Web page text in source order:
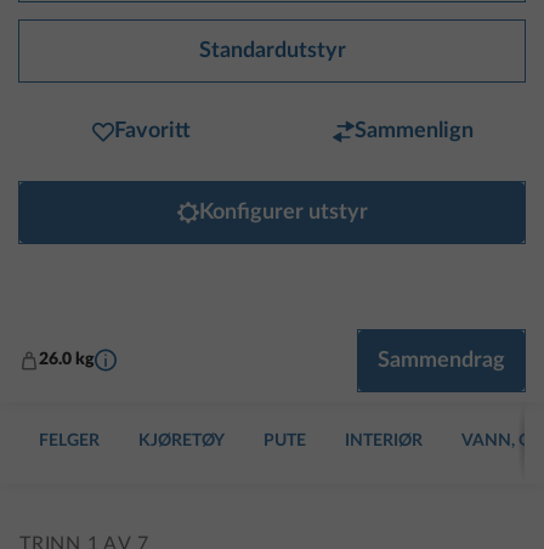
Standardutstyr
Favoritt Sammenlign
Konfigurer utstyr
26.0 kgMer informasjon Sammendrag
FELGER KJØRETØY PUTE INTERIØR VANN,
TRINN 1 AV 7